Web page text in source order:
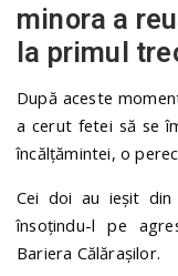
minora a
la primul
După aceste
a cerut fetei să se
încălțămintei, o
Cei doi au ieșit din
însoțindu-l pe
Bariera Călărașilor.